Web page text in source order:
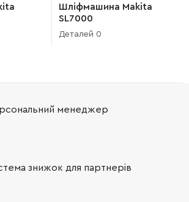
Шліфмашина Makita
SL7000
Деталей 0
менеджер
знижок для партнерів